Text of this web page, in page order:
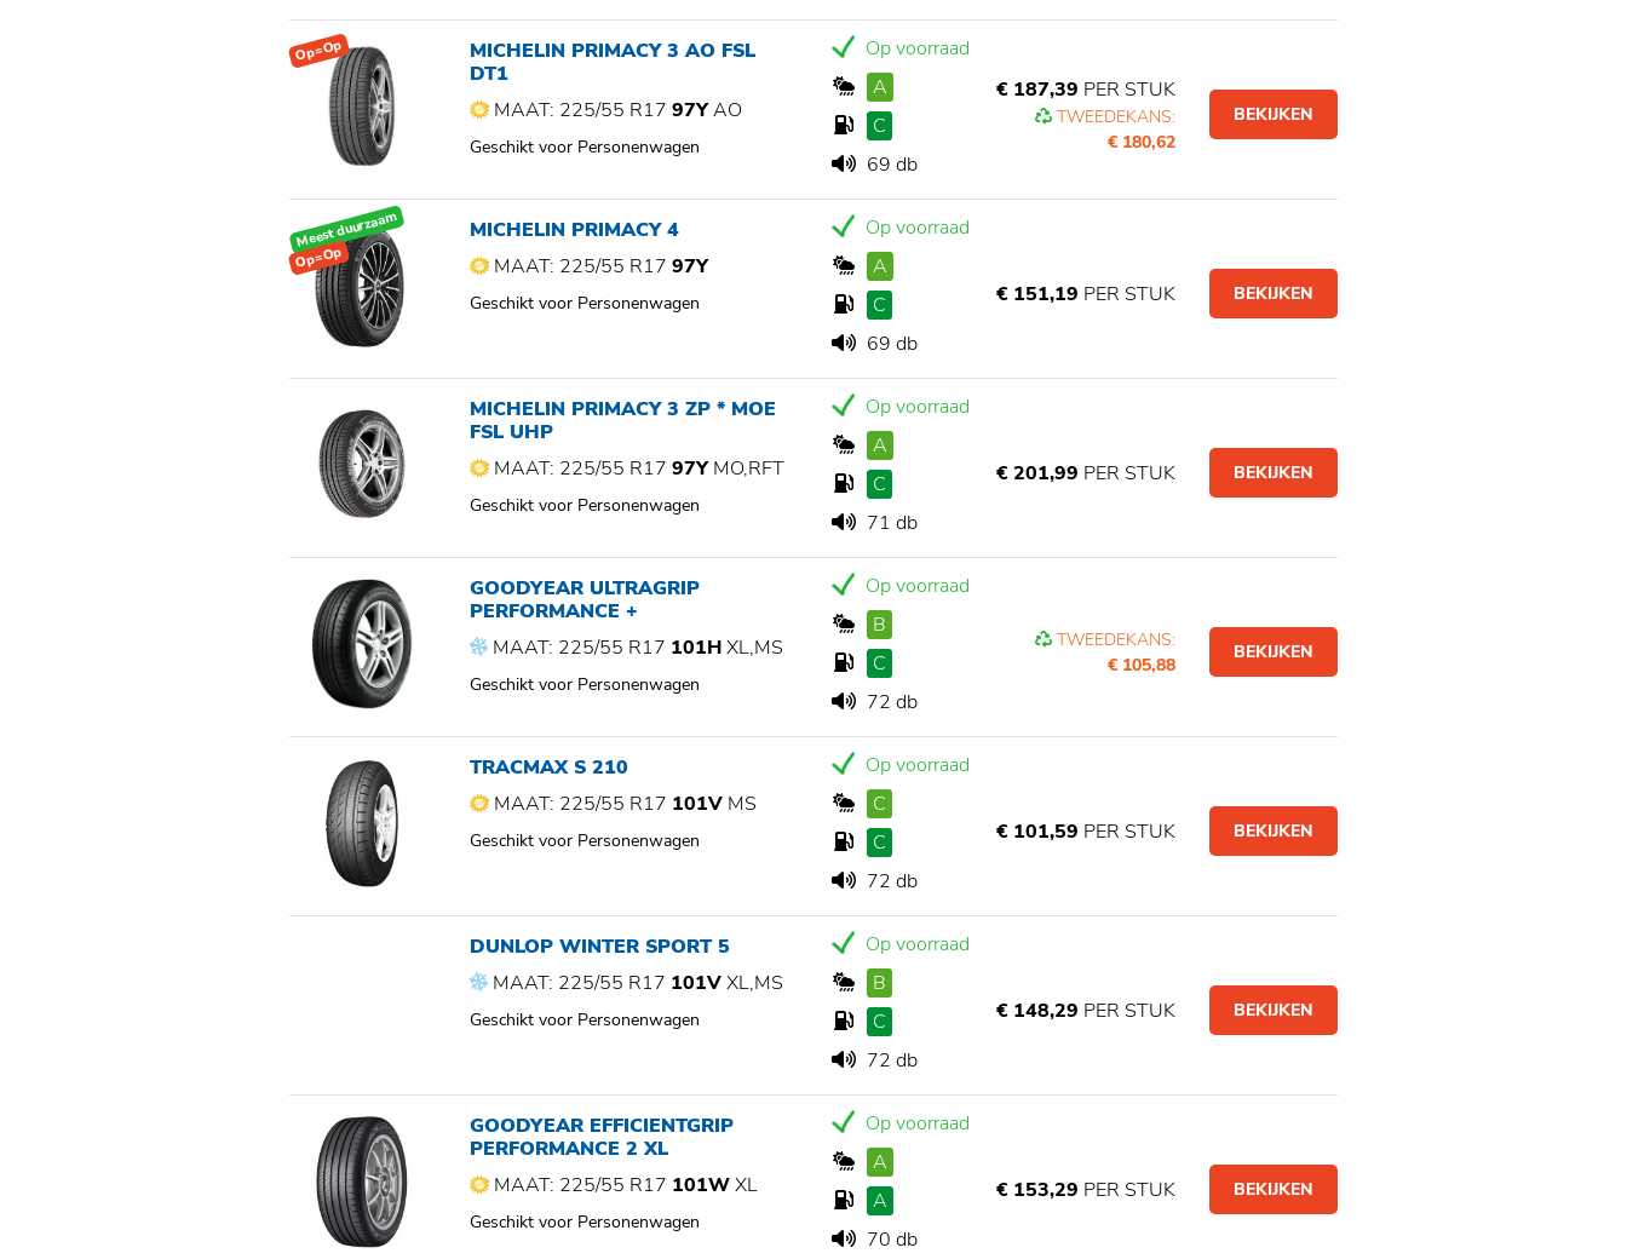
Op=Op
MICHELIN PRIMACY 3 AO FSL
DT1
MAAT: 225/55 R1797YAO
Geschikt voor Personenwagen
Op voorraad
A
C
69 db
€ 187,39 PER STUK
TWEEDEKANS:
€ 180,62
BEKIJKEN
Meest duurzaam
Op=Op
MICHELIN PRIMACY 4
MAAT: 225/55 R1797Y
Geschikt voor Personenwagen
Op voorraad
A
C
69 db
€ 151,19 PER STUK BEKIJKEN
MICHELIN PRIMACY 3 ZP * MOE
FSL UHP
MAAT: 225/55 R1797YMO,RFT
Geschikt voor Personenwagen
Op voorraad
A
C
71 db
€ 201,99 PER STUK BEKIJKEN
GOODYEAR ULTRAGRIP
PERFORMANCE +
MAAT: 225/55 R17 101HXL,MS
Geschikt voor Personenwagen
Op voorraad
B
C
72 db
TWEEDEKANS:
€ 105,88
BEKIJKEN
TRACMAX S 210
MAAT: 225/55 R17 101V MS
Geschikt voor Personenwagen
Op voorraad
C
C
72 db
€ 101,59 PER STUK BEKIJKEN
DUNLOP WINTER SPORT 5
MAAT: 225/55 R17 101VXL,MS
Geschikt voor Personenwagen
Op voorraad
B
C
72 db
€ 148,29 PER STUK BEKIJKEN
GOODYEAR EFFICIENTGRIP
PERFORMANCE 2 XL
MAAT: 225/55 R17 101WXL
Geschikt voor Personenwagen
Op voorraad
A
A
70 db
€ 153,29 PER STUK BEKIJKEN